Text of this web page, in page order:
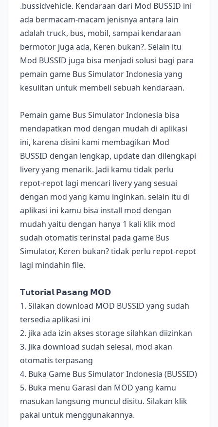
.bussidvehicle. Kendaraan dari Mod BUSSID ini
ada bermacam-macam jenisnya antara lain
adalah truck, bus, mobil, sampai kendaraan
bermotor juga ada, Keren bukan?. Selain itu
Mod BUSSID juga bisa menjadi solusi bagi para
pemain game Bus Simulator Indonesia yang
kesulitan untuk membeli sebuah kendaraan.
Pemain game Bus Simulator Indonesia bisa
mendapatkan mod dengan mudah di aplikasi
ini, karena disini kami membagikan Mod
BUSSID dengan lengkap, update dan dilengkapi
livery yang menarik. Jadi kamu tidak perlu
repot-repot lagi mencari livery yang sesuai
dengan mod yang kamu inginkan. selain itu di
aplikasi ini kamu bisa install mod dengan
mudah yaitu dengan hanya 1 kali klik mod
sudah otomatis terinstal pada game Bus
Simulator, Keren bukan? tidak perlu repot-repot
lagi mindahin file.
𝗧𝘂𝘁𝗼𝗿𝗶𝗮𝗹 𝗣𝗮𝘀𝗮𝗻𝗴 𝗠𝗢𝗗
1. Silakan download MOD BUSSID yang sudah
tersedia aplikasi ini
2. jika ada izin akses storage silahkan diizinkan
3. Jika download sudah selesai, mod akan
otomatis terpasang
4. Buka Game Bus Simulator Indonesia (BUSSID)
5. Buka menu Garasi dan MOD yang kamu
masukan langsung muncul disitu. Silakan klik
pakai untuk menggunakannya.